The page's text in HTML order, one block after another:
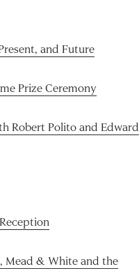
and Future
Prize Ceremony
Robert Polito and Edward
Mead & White and the